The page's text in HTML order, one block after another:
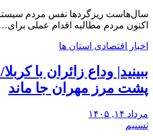
سال‌هاست ریزگردها نفس مردم
اکنون مردم مطالبه اقدام عملی
اخبار اقتصادی استان ها
ببینید| وداع زائران با
پشت مرز مهران جا ماند
مرداد ۱۴, ۱۴۰۵
تسنیم